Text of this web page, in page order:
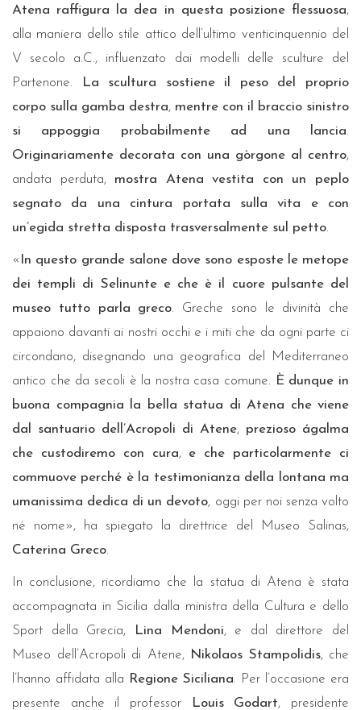
Atena raffigura la dea in questa posizione flessuosa,
alla maniera dello stile attico dell’ultimo venticinquennio del
V secolo a.C., influenzato dai modelli delle sculture del
Partenone.
La scultura sostiene il peso del proprio
corpo sulla gamba destra, mentre con il braccio sinistro
si appoggia probabilmente ad una lancia.
Originariamente decorata con una gòrgone al centro,
andata perduta, mostra Atena vestita con un peplo
segnato da una cintura portata sulla vita e con
un’egida stretta disposta trasversalmente sul petto.
« In questo grande salone dove sono esposte le metope
dei templi di Selinunte e che è il cuore pulsante del
museo tutto parla greco. Greche sono le divinità che
appaiono davanti ai nostri occhi e i miti che da ogni parte ci
circondano, disegnando una geografica del Mediterraneo
antico che da secoli è la nostra casa comune. È dunque in
buona compagnia la bella statua di Atena che viene
dal santuario dell’Acropoli di Atene, prezioso ágalma
che custodiremo con cura, e che particolarmente ci
commuove perché è la testimonianza della lontana ma
umanissima dedica di un devoto, oggi per noi senza volto
né nome», ha spiegato la direttrice del Museo Salinas,
Caterina Greco.
In conclusione, ricordiamo che la statua di Atena è stata
accompagnata in Sicilia dalla ministra della Cultura e dello
Sport della Grecia,
Lina Mendoni, e dal direttore del
Museo dell’Acropoli di Atene, Nikolaos Stampolidis, che
l’hanno affidata alla Regione Siciliana. Per l’occasione era
presente anche il professor
Louis Godart, presidente